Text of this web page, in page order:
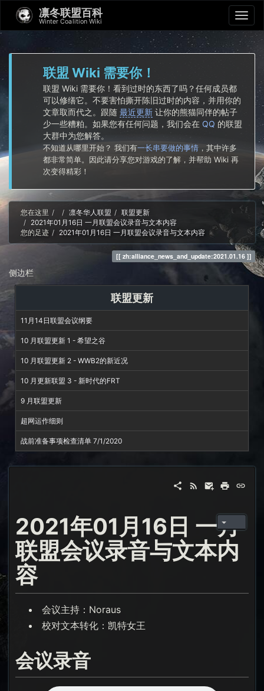
凛冬联盟百科
Winter Coalition Wiki
联盟 Wiki 需要你！
联盟 Wiki 需要你！看到过时的东西了吗？任何成员都
可以修缮它。不要害怕撕开陈旧过时的内容，并用你的
文章取而代之。跟随最近更新 让你的熊猫同伴的帖子
少一些糟粕。如果您有任何问题，我们会在 QQ 的联盟
大群中为您解答。
不知道从哪里开始？ 我们有一长串要做的事情 ，其中许多
都非常简单。因此请分享您对游戏的了解，并帮助 Wiki 再
次变得精彩！
您在这里 Home凛冬华人联盟
联盟更新
2021年01月16日 一月联盟会议录音与文本内容
您的足迹
2021年01月16日 一月联盟会议录音与文本内容
zh:alliance_news_and_update:2021.01.16
侧边栏
联盟更新
11月14日联盟会议纲要
10 月联盟更新 1 - 希望之谷
10 月联盟更新 2 - WWB2的新近况
10 月更新联盟 3 - 新时代的FRT
9 月联盟更新
超网运作细则
战前准备事项检查清单 7/1/2020
2021年01月16日 一月
联盟会议录音与文本内
容
会议主持：Noraus
校对文本转化：凯特女王
会议录音